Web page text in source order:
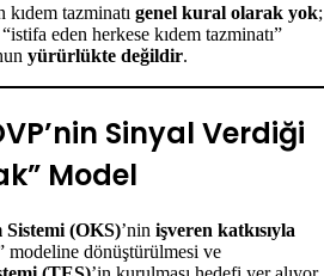
tazminatı genel kural olarak yok;
eden herkese kıdem tazminatı”
yürürlükte değildir.
Sinyal Verdiği
Model
Sistemi (OKS)’nin işveren katkısıyla
modeline dönüştürülmesi ve